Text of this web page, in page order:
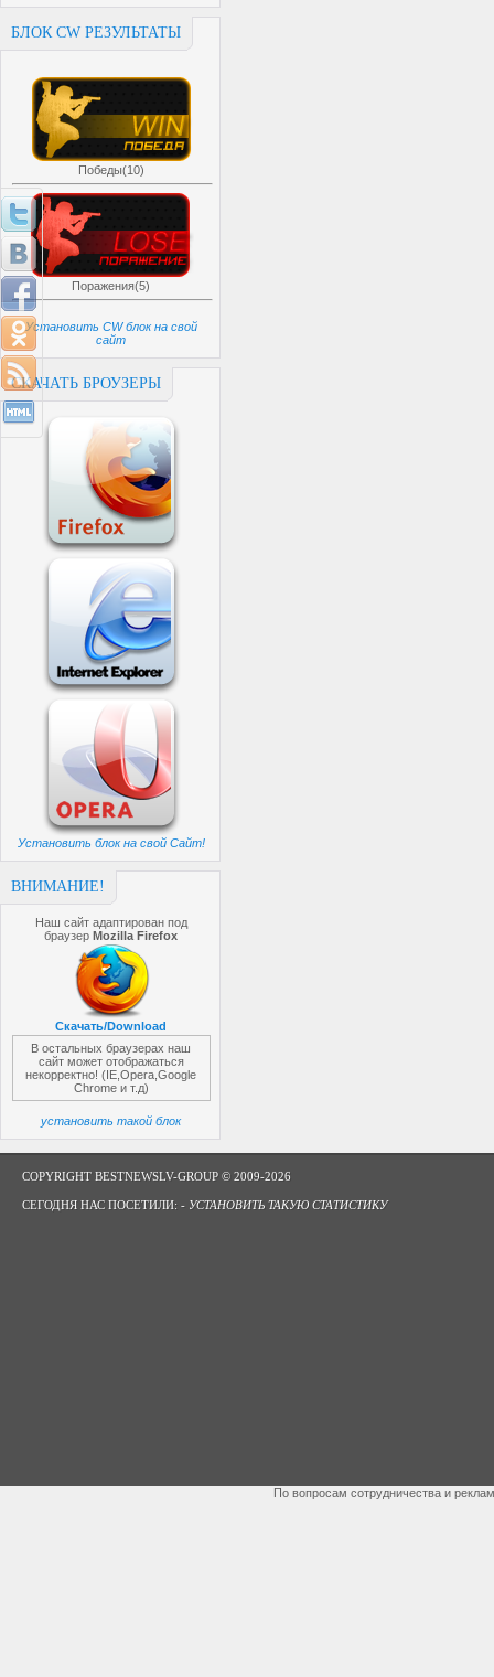
БЛОК CW РЕЗУЛЬТАТЫ
Победы(10)
Поражения(5)
Установить CW блок на свой
сайт
СКАЧАТЬ БРОУЗЕРЫ
Установить блок на свой Сайт!
ВНИМАНИЕ!
Наш сайт адаптирован под
браузерMozilla Firefox
Скачать/Download
В остальных браузерах наш
сайт может отображаться
некорректно! (IE,Opera,Google
Chrome и т.д)
установить такой блок
COPYRIGHT BESTNEWSLV-GROUP © 2009-2026
СЕГОДНЯ НАС ПОСЕТИЛИ: - УСТАНОВИТЬ ТАКУЮ СТАТИСТИКУ
По вопросам сотрудничества и